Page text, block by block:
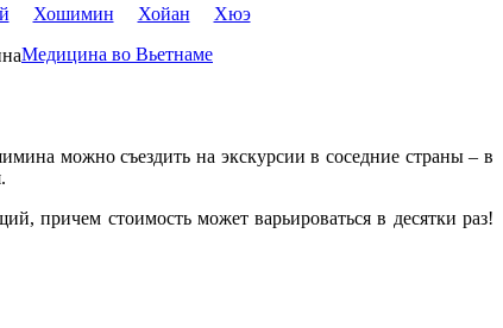
Хошимин Хойан
Хюэ
Медицина во Вьетнаме
можно съездить на экскурсии в соседние страны – в
причем стоимость может варьироваться в десятки раз!